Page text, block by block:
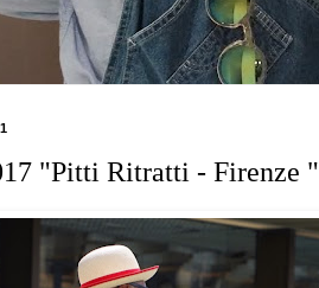
"Pitti Ritratti - Firenze "